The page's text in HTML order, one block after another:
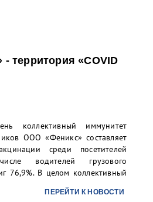
территория «COVID
коллективный иммунитет
ООО «Феникс» составляет
среди посетителей
водителей грузового
76,9%. В целом коллективный
свободной от COVID.
ПЕРЕЙТИ К НОВОСТИ